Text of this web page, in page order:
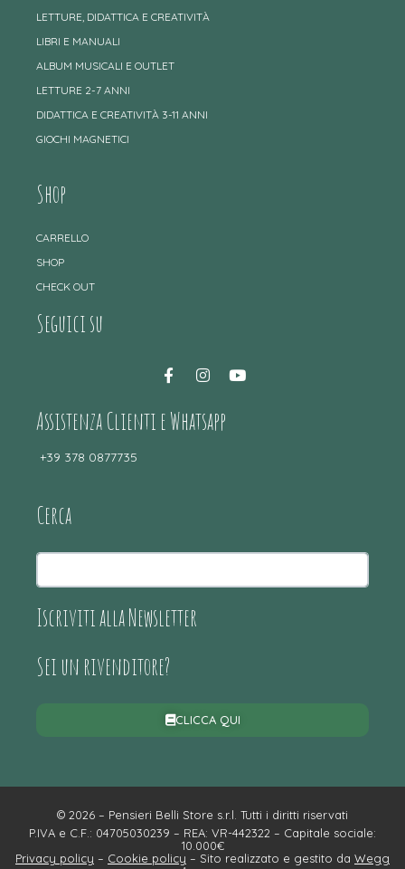
LETTURE, DIDATTICA E CREATIVITÀ
LIBRI E MANUALI
ALBUM MUSICALI E OUTLET
LETTURE 2-7 ANNI
DIDATTICA E CREATIVITÀ 3-11 ANNI
GIOCHI MAGNETICI
Shop
CARRELLO
SHOP
CHECK OUT
Seguici su
Assistenza Clienti e Whatsapp
+39 378 0877735
Cerca
Iscriviti alla Newsletter
Sei un rivenditore?
CLICCA QUI
© 2026 – Pensieri Belli Store s.r.l. Tutti i diritti riservati
P.IVA e C.F.: 04705030239 – REA: VR-442322 – Capitale sociale:
10.000€
Privacy policy – Cookie policy – Sito realizzato e gestito da Wegg